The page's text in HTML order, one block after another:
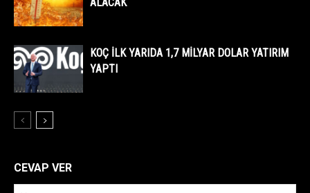
KOÇ İLK YARIDA 1,7 MİLYAR DOLAR YATIRIM
YAPTI
CEVAP VER